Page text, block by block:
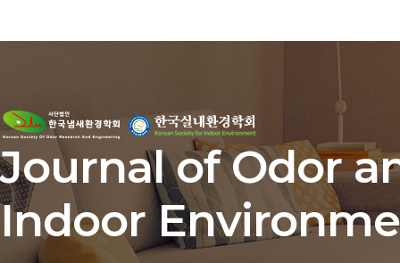
Journal of Odor
Indoor